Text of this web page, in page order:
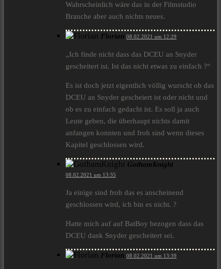
Wahrscheinlich wäre das in der Filmstudio
Branche aber auch nichts neues.
Florian 08.02.2021 um 12:29
„Ich finde nicht dass das DCEU an Snyder
gescheitert ist. Ist das nicht etwas zu einfach ?“
Es ist doch jetzt eigentlich völlig wurscht ob das
DCEU an Snyder gescheiert ist oder nicht und
ob es zu einfach gedacht ist. Es soll ja auch
Leute geben, die überhaupt nichts damit
anfangen konnten und froh sind wenn dieses
Kapitel geschlossen wird.
GothamKnight
08.02.2021 um 13:35
Ja einige sind froh das es anscheinend
geschlossen wird, ich bin es nicht. ?
Hatte mich auf auf BatBoy bezogen dass das
DCEU dank Snyder gescheitert sei.
Florian 08.02.2021 um 13:39